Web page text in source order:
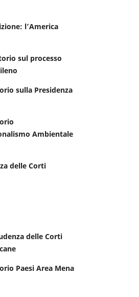
l’America
sul processo
sulla Presidenza
Ambientale
delle Corti
delle Corti
Paesi Area Mena